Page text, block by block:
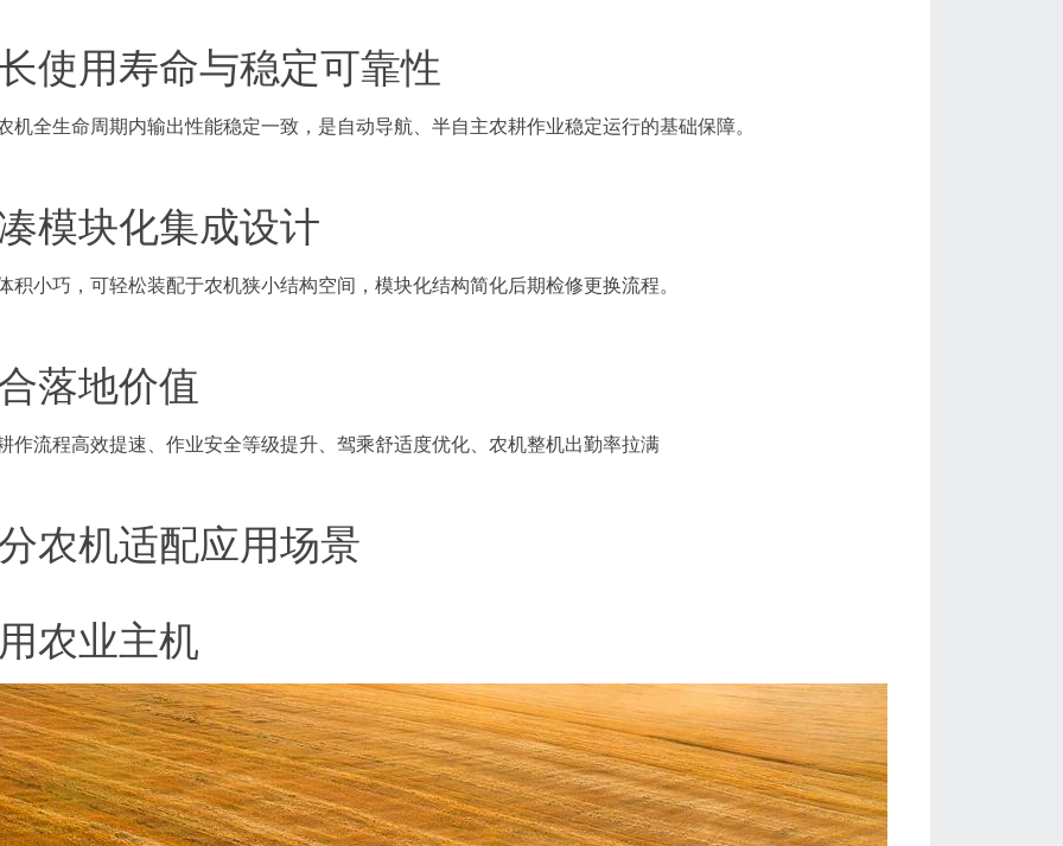
使用寿命与稳定可靠性
机全生命周期内输出性能稳定一致，是自动导航、半自主农耕作业稳定运行的基础保障。
模块化集成设计
积小巧，可轻松装配于农机狭小结构空间，模块化结构简化后期检修更换流程。
落地价值
作流程高效提速、作业安全等级提升、驾乘舒适度优化、农机整机出勤率拉满
农机适配应用场景
农业主机